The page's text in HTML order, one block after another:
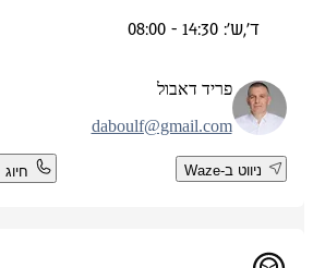
ד',ש': 14:30 - 08:00
פריד דאבול
daboulf@gmail.com
ניווט ב-Waze חיוג